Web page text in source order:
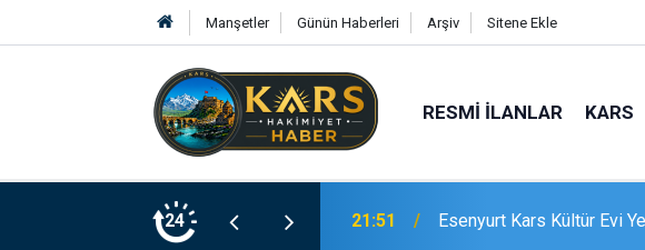
Manşetler Günün Haberleri Arşiv Sitene Ekle
RESMI İLANLAR KARS
24
Hizmete Açıldı 21:19
merdivenle kurtardı